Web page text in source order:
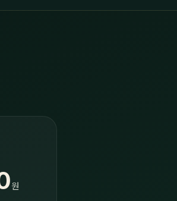
원